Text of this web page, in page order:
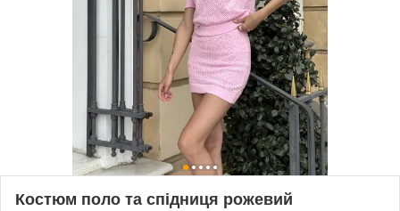
Костюм поло та спідниця рожевий